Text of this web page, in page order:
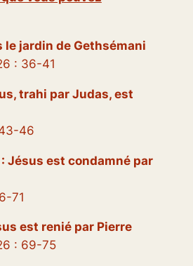
le jardin de Gethsémani
: 36-41
trahi par Judas, est
46
Jésus est condamné par
71
est renié par Pierre
: 69-75